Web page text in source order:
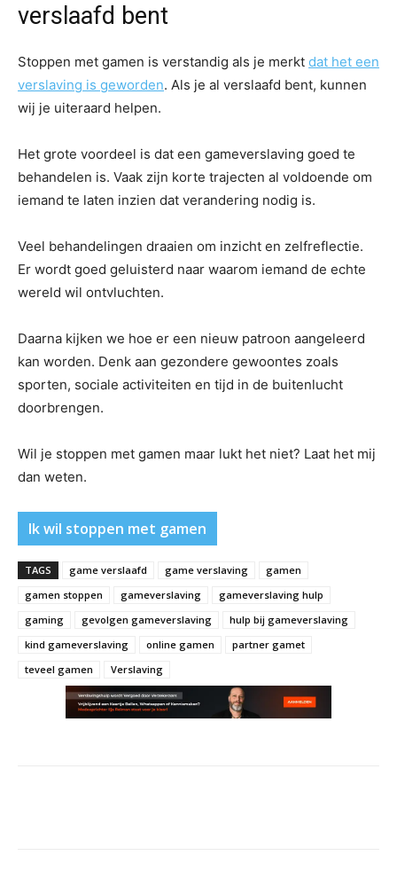
verslaafd bent
Stoppen met gamen is verstandig als je merkt dat het een
verslaving is geworden. Als je al verslaafd bent, kunnen
wij je uiteraard helpen.
Het grote voordeel is dat een gameverslaving goed te
behandelen is. Vaak zijn korte trajecten al voldoende om
iemand te laten inzien dat verandering nodig is.
Veel behandelingen draaien om inzicht en zelfreflectie.
Er wordt goed geluisterd naar waarom iemand de echte
wereld wil ontvluchten.
Daarna kijken we hoe er een nieuw patroon aangeleerd
kan worden. Denk aan gezondere gewoontes zoals
sporten, sociale activiteiten en tijd in de buitenlucht
doorbrengen.
Wil je stoppen met gamen maar lukt het niet? Laat het mij
dan weten.
Ik wil stoppen met gamen
TAGS game verslaafd game verslaving
gamen
gamen stoppen
gameverslaving
gameverslaving hulp
gaming
gevolgen gameverslaving
hulp bij gameverslaving
kind gameverslaving
online gamen
partner gamet
teveel gamen
Verslaving